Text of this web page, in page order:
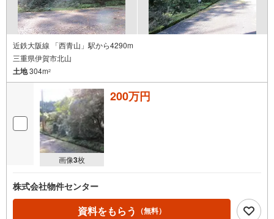
近鉄大阪線 「西青山」駅から4290m
三重県伊賀市北山
土地304m2
画像3枚
200万円
株式会社物件センター
資料をもらう （無料）